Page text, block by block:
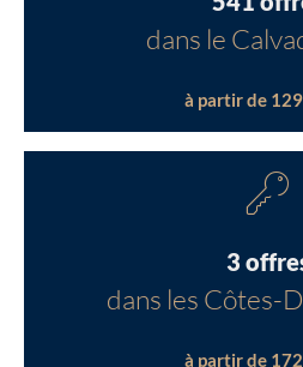
dans le
à partir de
3
dans les Côtes-
à partir de